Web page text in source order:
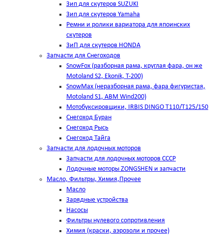
Зип для скутеров SUZUKI
Зип для скутеров Yamaha
Ремни и ролики вариатора для япоинских
скутеров
ЗиП для скутеров HONDA
Запчасти для Снегоходов
SnowFox (разборная рама, круглая фара, он же
Motoland S2, Ekonik, T-200)
SnowMax (неразборная рама, фара фигуристая,
Motoland S1, ABM Wind200)
Мотобуксировщики, IRBIS DINGO Т110/Т125/150
Снегоход Буран
Снегоход Рысь
Снегоход Тайга
Запчасти для лодочных моторов
Запчасти для лодочных моторов СССР
Лодочные моторы ZONGSHEN и запчасти
Масло, Фильтры, Химия,Прочее
Масло
Зарядные устройства
Насосы
Фильтры нулевого сопротивления
Химия (краски, аэрозоли и прочее)